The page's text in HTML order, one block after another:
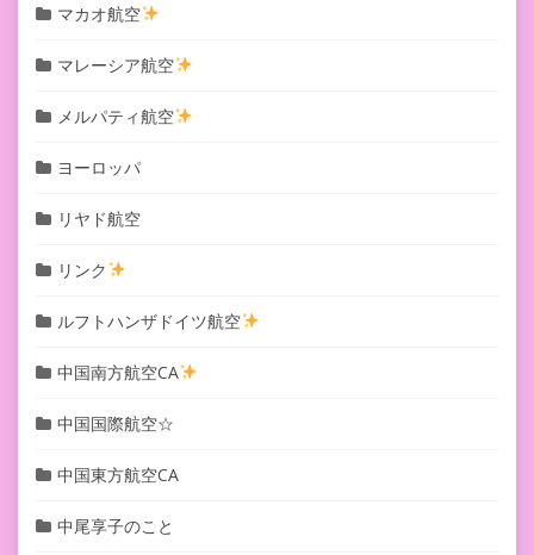
マカオ航空
マレーシア航空
メルパティ航空
ヨーロッパ
リヤド航空
リンク
ルフトハンザドイツ航空
中国南方航空CA
中国国際航空☆
中国東方航空CA
中尾享子のこと